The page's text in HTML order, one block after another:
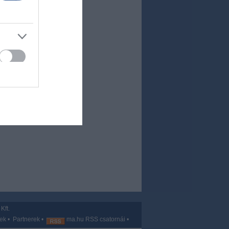
• Partnerek• ma.hu RSS csatornái •